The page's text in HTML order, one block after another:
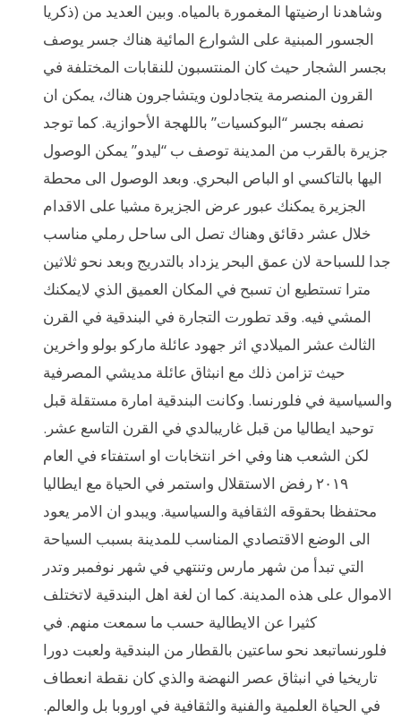
ذكريا) وشاهدنا ارضيتها المغمورة بالمياه. وبين العديد من
الجسور المبنية على الشوارع المائية هناك جسر يوصف
بجسر الشجار حيث كان المنتسبون للنقابات المختلفة في
القرون المنصرمة يتجادلون ويتشاجرون هناك، يمكن ان
نصفه بجسر “البوكسيات” باللهجة الأحوازية. كما توجد
جزيرة بالقرب من المدينة توصف ب “ليدو” يمكن الوصول
اليها بالتاكسي او الباص البحري. وبعد الوصول الى محطة
الجزيرة يمكنك عبور عرض الجزيرة مشيا على الاقدام
خلال عشر دقائق وهناك تصل الى ساحل رملي مناسب
جدا للسباحة لان عمق البحر يزداد بالتدريج وبعد نحو ثلاثين
مترا تستطيع ان تسبح في المكان العميق الذي لايمكنك
المشي فيه. وقد تطورت التجارة في البندقية في القرن
الثالث عشر الميلادي اثر جهود عائلة ماركو بولو واخرين
حيث تزامن ذلك مع انبثاق عائلة مديشي المصرفية
والسياسية في فلورنسا. وكانت البندقية امارة مستقلة قبل
توحيد ايطاليا من قبل غاريبالدي في القرن التاسع عشر.
لكن الشعب هنا وفي اخر انتخابات او استفتاء في العام
٢٠١٩ رفض الاستقلال واستمر في الحياة مع ايطاليا
محتفظا بحقوقه الثقافية والسياسية. ويبدو ان الامر يعود
الى الوضع الاقتصادي المناسب للمدينة بسبب السياحة
التي تبدأ من شهر مارس وتنتهي في شهر نوفمبر وتدر
الاموال على هذه المدينة. كما ان لغة اهل البندقية لاتختلف
كثيرا عن الايطالية حسب ما سمعت منهم. في
فلورنساتبعد نحو ساعتين بالقطار من البندقية ولعبت دورا
تاريخيا في انبثاق عصر النهضة والذي كان نقطة انعطاف
في الحياة العلمية والفنية والثقافية في اوروبا بل والعالم.